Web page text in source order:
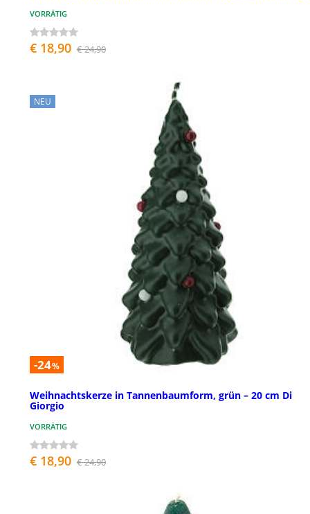
VORRÄTIG
€ 18,90 € 24,90
NEU
-24%
Weihnachtskerze in Tannenbaumform, grün – 20 cm Di
Giorgio
VORRÄTIG
€ 18,90 € 24,90